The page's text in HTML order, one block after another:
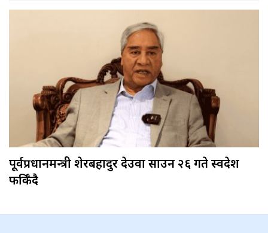
पूर्वप्रधानमन्त्री शेरबहादुर देउवा साउन २६ गते स्वदेश
फर्किँदै